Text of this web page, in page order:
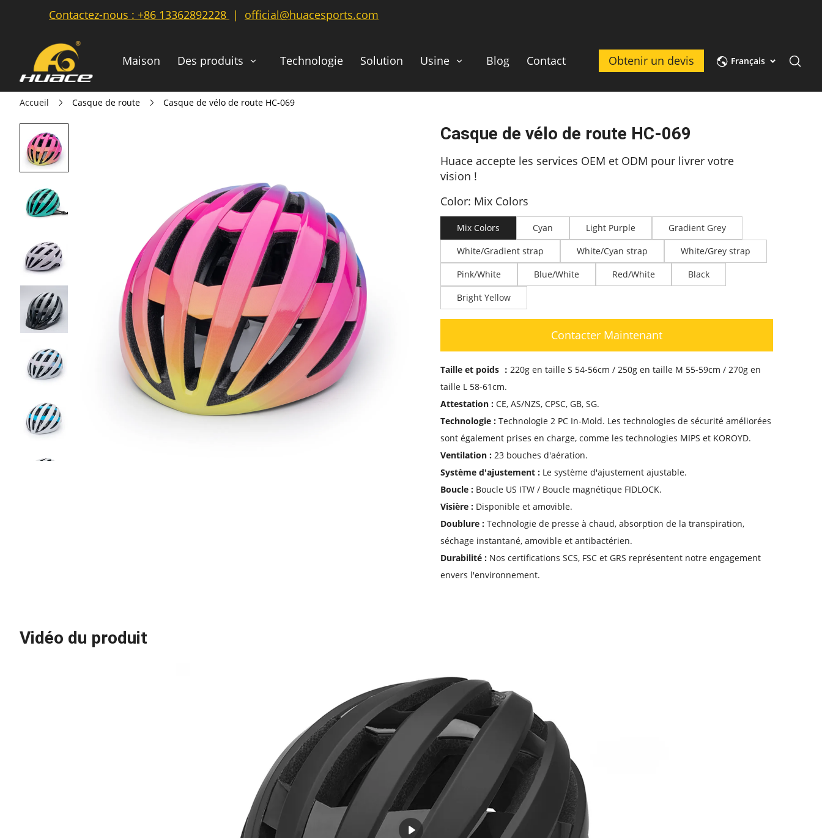
Contactez-nous : +86 13362892228 | official@huacesports.com
Maison Des produits Technologie Solution Usine Blog Contact Obtenir un devis Français
Accueil Casque de route Casque de vélo de route HC-069
Casque de vélo de route HC-069
Huace accepte les services OEM et ODM pour livrer votre
vision !
Color: Mix Colors
Mix Colors Cyan Light Purple
Gradient Grey
White/Gradient strap
White/Cyan strap
White/Grey strap
Pink/White
Blue/White Red/White
Black
Bright Yellow
Contacter Maintenant
Taille et poids ： 220g en taille S 54-56cm / 250g en taille M 55-59cm / 270g en
taille L 58-61cm.
Attestation : CE, AS/NZS, CPSC, GB, SG.
Technologie : Technologie 2 PC In-Mold. Les technologies de sécurité améliorées
sont également prises en charge, comme les technologies MIPS et KOROYD.
Ventilation : 23 bouches d'aération.
Système d'ajustement : Le système d'ajustement ajustable.
Boucle : Boucle US ITW / Boucle magnétique FIDLOCK.
Visière : Disponible et amovible.
Doublure : Technologie de presse à chaud, absorption de la transpiration,
séchage instantané, amovible et antibactérien.
Durabilité : Nos certifications SCS, FSC et GRS représentent notre engagement
envers l'environnement.
Vidéo du produit